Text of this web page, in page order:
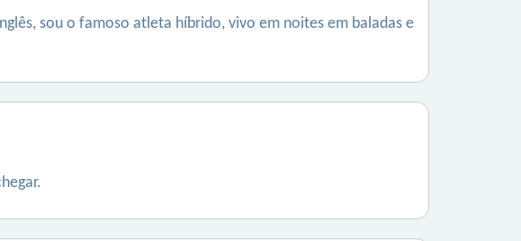
sou o famoso atleta híbrido, vivo em noites em baladas e